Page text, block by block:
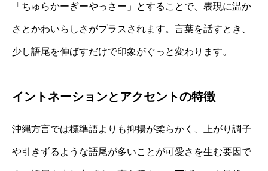
「ちゅらかーぎーやっさー」とすることで、表現に温か
さとかわいらしさがプラスされます。言葉を話すとき、
少し語尾を伸ばすだけで印象がぐっと変わります。
イントネーションとアクセントの特徴
沖縄方言では標準語よりも抑揚が柔らかく、上がり調子
や引きずるような語尾が多いことが可愛さを生む要因で